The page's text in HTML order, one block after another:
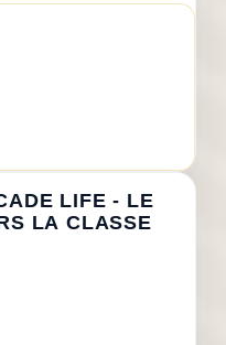
LIFE - LE
LA CLASSE